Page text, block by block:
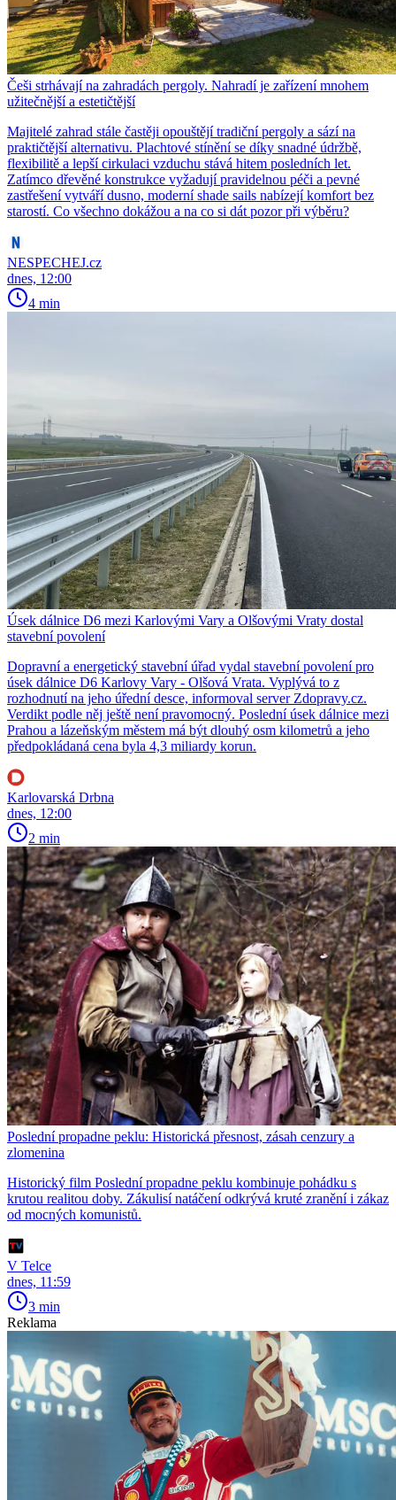
Češi strhávají na zahradách pergoly. Nahradí je zařízení mnohem
užitečnější a estetičtější
Majitelé zahrad stále častěji opouštějí tradiční pergoly a sází na
praktičtější alternativu. Plachtové stínění se díky snadné údržbě,
flexibilitě a lepší cirkulaci vzduchu stává hitem posledních let.
Zatímco dřevěné konstrukce vyžadují pravidelnou péči a pevné
zastřešení vytváří dusno, moderní shade sails nabízejí komfort bez
starostí. Co všechno dokážou a na co si dát pozor při výběru?
NESPECHEJ.cz
dnes, 12:00
4 min
Úsek dálnice D6 mezi Karlovými Vary a Olšovými Vraty dostal
stavební povolení
Dopravní a energetický stavební úřad vydal stavební povolení pro
úsek dálnice D6 Karlovy Vary - Olšová Vrata. Vyplývá to z
rozhodnutí na jeho úřední desce, informoval server Zdopravy.cz.
Verdikt podle něj ještě není pravomocný. Poslední úsek dálnice mezi
Prahou a lázeňským městem má být dlouhý osm kilometrů a jeho
předpokládaná cena byla 4,3 miliardy korun.
Karlovarská Drbna
dnes, 12:00
2 min
Poslední propadne peklu: Historická přesnost, zásah cenzury a
zlomenina
Historický film Poslední propadne peklu kombinuje pohádku s
krutou realitou doby. Zákulisí natáčení odkrývá kruté zranění i zákaz
od mocných komunistů.
V Telce
dnes, 11:59
3 min
Reklama